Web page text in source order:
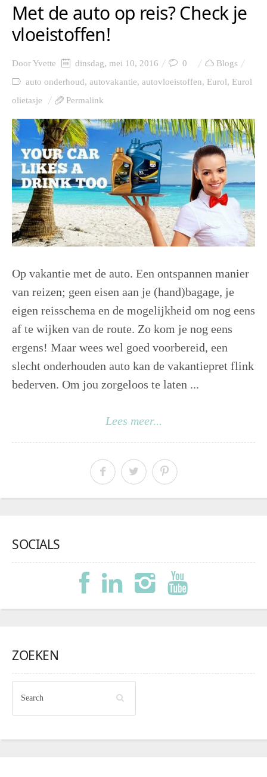
Met de auto op reis? Check je
vloeistoffen!
DoorYvette dinsdag, mei 10, 2016 0
Blogs
auto onderhoud, autovakantie, autovloeistoffen, Eurol, Eurol
olietasje
Permalink
Op vakantie met de auto. Een ontspannen manier
van reizen; geen eisen aan je (hand)bagage, je
eigen reisschema en de mogelijkheid om nog eens
af te wijken van de route. Zo kom je nog eens
ergens! Maar wees wel goed voorbereid, een
slecht onderhouden auto kan de vakantiepret flink
bederven. Om jou zorgeloos te laten ...
Lees meer...
SOCIALS
ZOEKEN